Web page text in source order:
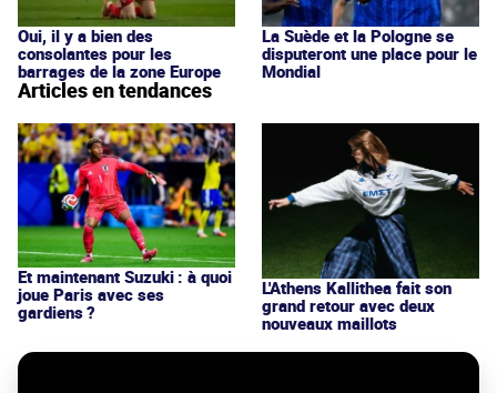
Oui, il y a bien des
consolantes pour les
barrages de la zone Europe
La Suède et la Pologne se
disputeront une place pour le
Mondial
Articles en tendances
Et maintenant Suzuki : à quoi
joue Paris avec ses
gardiens ?
L'Athens Kallithea fait son
grand retour avec deux
nouveaux maillots